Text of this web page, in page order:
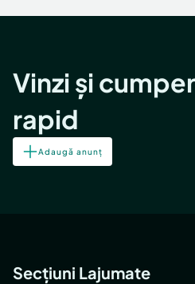
Vinzi și
rapid
Adaugă anunț
Secțiuni Lajumate